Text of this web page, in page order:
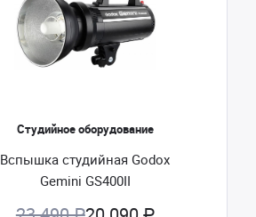
Студийное оборудование
Вспышка студийная Godox
Gemini GS400II